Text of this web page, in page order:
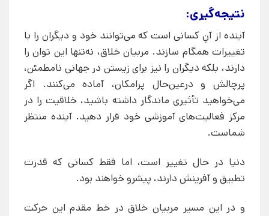
نتیجه‌گیری:
آینده از آنِ کسانی است که می‌توانند خود و دیگران را با
تغییرات همگام سازند. مربیان خلاق، نه‌تنها این توان را
دارند، بلکه دیگران را نیز برای زیستن در جهانی نامطمئن،
پرچالش و درعین‌حال پرامکان، آماده می‌کنند. اگر
می‌خواهید تأثیری ماندگار داشته باشید، خلاقیت را در
مرکز فعالیت‌های آموزشی خود قرار دهید. آینده منتظر
شماست.
دنیا در حال تغییر است، اما فقط کسانی که قدرت
تطبیق و آفرینش دارند، پیشرو خواهند بود.
و در این مسیر مربیان خلاق در خط مقدم این حرکت